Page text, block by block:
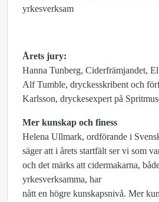
yrkesverksam
Årets jury:
Hanna Tunberg, Ciderfrämjandet,
Alf Tumble, dryckesskribent och
Karlsson, dryckesexpert på
Mer kunskap och finess
Helena Ullmark, ordförande i
säger att i årets startfält ser vi som
och det märks att cidermakarna,
yrkesverksamma, har
nått en högre kunskapsnivå. Mer